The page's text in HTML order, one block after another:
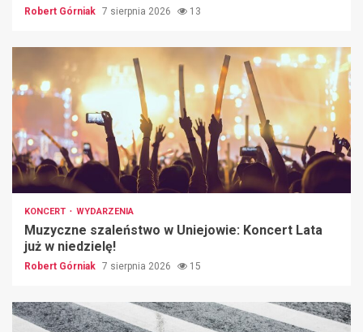
Robert Górniak 7 sierpnia 2026 13
KONCERT WYDARZENIA
Muzyczne szaleństwo w Uniejowie: Koncert Lata
już w niedzielę!
Robert Górniak 7 sierpnia 2026 15